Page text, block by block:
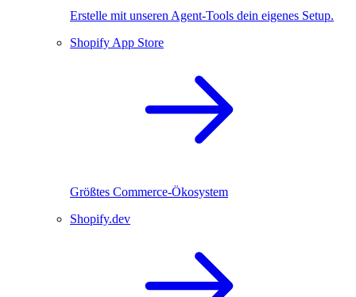
Erstelle mit unseren Agent-Tools dein eigenes Setup.
Shopify App Store
Größtes Commerce-Ökosystem
Shopify.dev